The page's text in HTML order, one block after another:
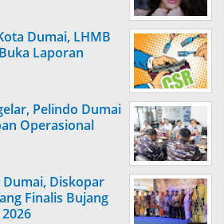
Dumai, LHMB
Laporan
Pelindo Dumai
Operasional
Diskopar
Finalis Bujang